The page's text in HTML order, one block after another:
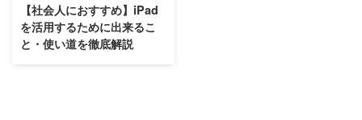
【社会人におすすめ】iPad
を活用するために出来るこ
と・使い道を徹底解説